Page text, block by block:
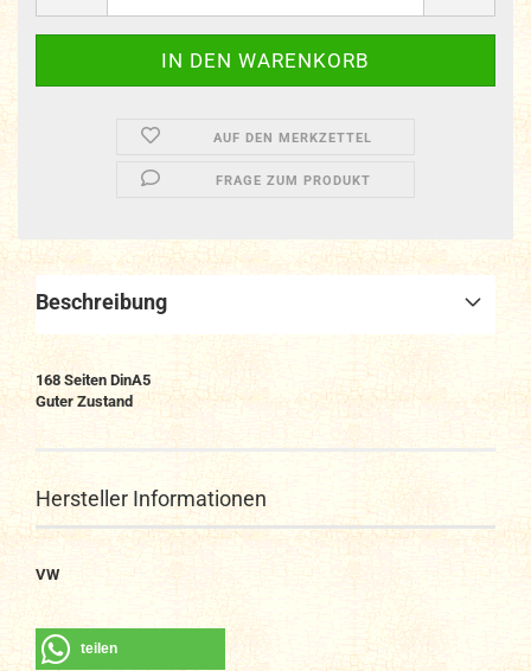
AUF DEN MERKZETTEL
FRAGE ZUM PRODUKT
Beschreibung
168 Seiten DinA5
Guter Zustand
Hersteller Informationen
VW
teilen